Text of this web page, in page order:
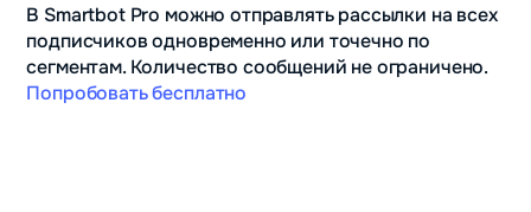
В Smartbot Pro можно отправлять рассылки на всех
подписчиков одновременно или точечно по
сегментам. Количество сообщений не ограничено.
Попробовать бесплатно